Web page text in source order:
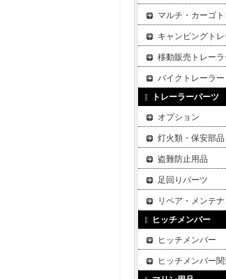
マルチ・カーゴ
キャンピングト
移動販売トレーラ
バイクトレーラー
トレーラーパーツ
オプション
灯火類・保安部品
盗難防止用品
足回りパーツ
リペア・メンテ
ヒッチメンバー
ヒッチメンバー
ヒッチメンバー